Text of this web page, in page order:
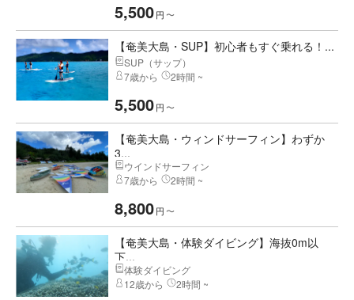
5,500円 〜
【奄美大島・SUP】初心者もすぐ乗れる！...
SUP（サップ）
7歳から
2時間 ~
5,500円 〜
【奄美大島・ウィンドサーフィン】わずか
3...
ウインドサーフィン
7歳から
2時間 ~
8,800円 〜
【奄美大島・体験ダイビング】海抜0m以
下...
体験ダイビング
12歳から
2時間 ~